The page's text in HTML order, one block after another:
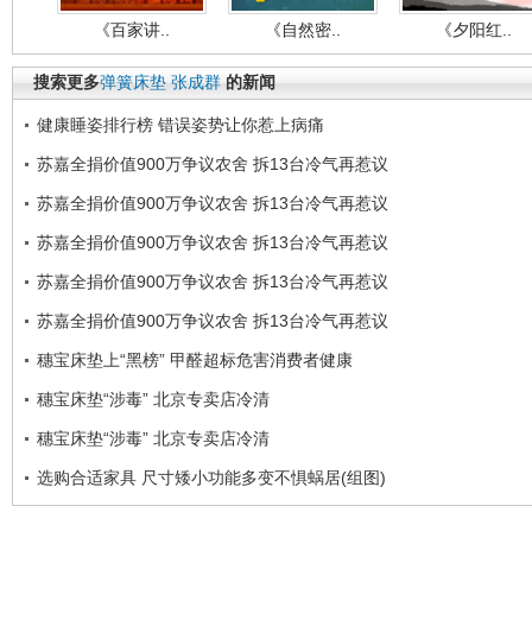
《百家讲.. 《自然密.. 《夕阳红..
搜索更多弹簧床垫 张成群 的新闻
健康睡姿排行榜 错误姿势让你惹上病痛
苏嘉全捐价值900万争议农舍 拆13台冷气再惹议
苏嘉全捐价值900万争议农舍 拆13台冷气再惹议
苏嘉全捐价值900万争议农舍 拆13台冷气再惹议
苏嘉全捐价值900万争议农舍 拆13台冷气再惹议
苏嘉全捐价值900万争议农舍 拆13台冷气再惹议
穗宝床垫上“黑榜” 甲醛超标危害消费者健康
穗宝床垫“涉毒” 北京专卖店冷清
穗宝床垫“涉毒” 北京专卖店冷清
选购合适家具 尺寸矮小功能多变不惧蜗居(组图)